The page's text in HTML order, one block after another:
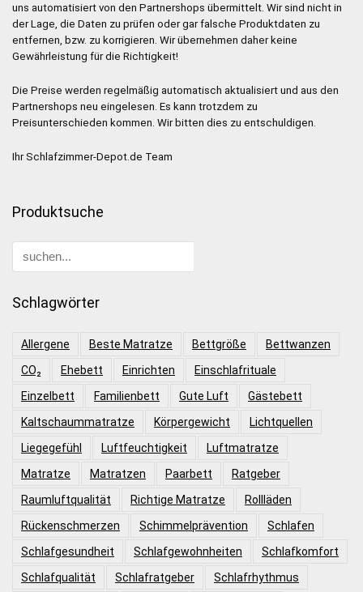
uns automatisiert von den Partnershops übermittelt. Wir sind nicht in
der Lage, die Daten zu prüfen oder gar falsche Produktdaten zu
entfernen, bzw. zu korrigieren. Wir übernehmen daher keine
Gewährleistung für die Richtigkeit!
Die Preise werden regelmäßig automatisch aktualisiert und aus den
Partnershops neu eingelesen. Es kann trotzdem zu
Preisunterschieden kommen. Wir bitten dies zu entschuldigen.
Ihr Schlafzimmer-Depot.de Team
Produktsuche
Schlagwörter
Allergene Beste Matratze Bettgröße
Bettwanzen
CO₂
Ehebett Einrichten
Einschlafrituale
Einzelbett
Familienbett Gute Luft
Gästebett
Kaltschaummatratze
Körpergewicht
Lichtquellen
Liegegefühl
Luftfeuchtigkeit
Luftmatratze
Matratze
Matratzen Paarbett
Ratgeber
Raumluftqualität
Richtige Matratze
Rollläden
Rückenschmerzen
Schimmelprävention
Schlafen
Schlafgesundheit
Schlafgewohnheiten
Schlafkomfort
Schlafqualität
Schlafratgeber Schlafrhythmus